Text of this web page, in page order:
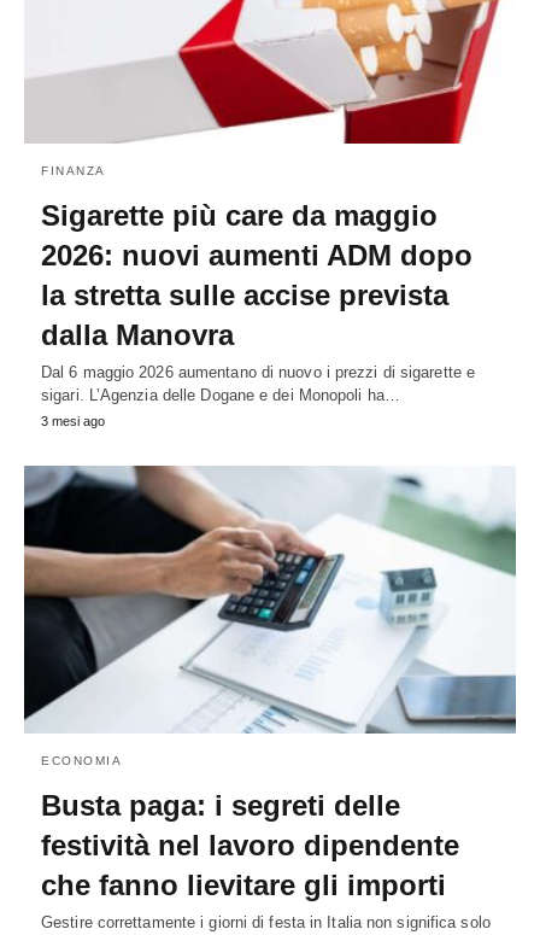
FINANZA
Sigarette più care da maggio
2026: nuovi aumenti ADM dopo
la stretta sulle accise prevista
dalla Manovra
Dal 6 maggio 2026 aumentano di nuovo i prezzi di sigarette e
sigari. L’Agenzia delle Dogane e dei Monopoli ha…
3 mesi ago
ECONOMIA
Busta paga: i segreti delle
festività nel lavoro dipendente
che fanno lievitare gli importi
Gestire correttamente i giorni di festa in Italia non significa solo